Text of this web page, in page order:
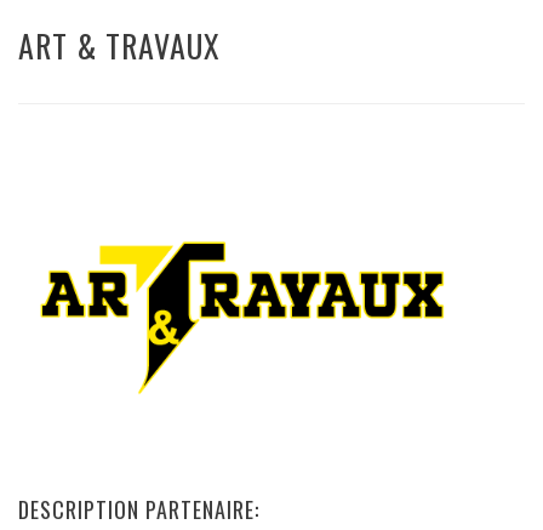
ART & TRAVAUX
DESCRIPTION PARTENAIRE: